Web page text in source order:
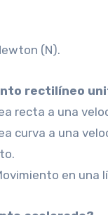
(N).
rectilíneo
recta a una
curva a una
en